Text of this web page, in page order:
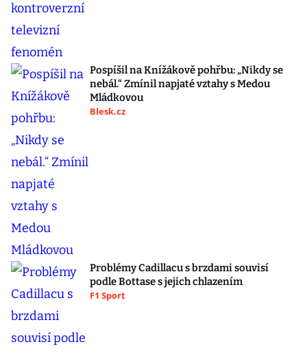
Pospíšil na Knížákově pohřbu: „Nikdy se
nebál.“ Zmínil napjaté vztahy s Medou
Mládkovou
Blesk.cz
Problémy Cadillacu s brzdami souvisí
podle Bottase s jejich chlazením
F1 Sport